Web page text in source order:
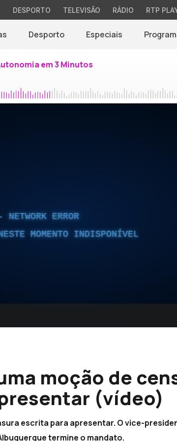
DESPORTO TELEVISÃO RÁDIO RTP
Desporto Especiais
em 3 Minutos
ERROR
MOMENTO INDISPONÍVEL
moção de
(vídeo)
escrita para apresentar. O vice-
termine o mandato.